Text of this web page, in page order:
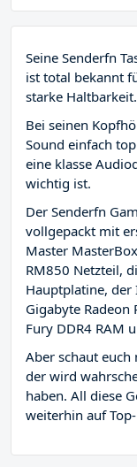
Seine Senderfn
ist total bekannt
starke Haltbarkeit.
Bei seinen
Sound einfach
eine klasse
wichtig ist.
Der Senderfn
vollgepackt mit
Master
RM850 Netzteil,
Hauptplatine, der
Gigabyte Radeon
Fury DDR4 RAM
Aber schaut euch
der wird
haben. All diese
weiterhin auf